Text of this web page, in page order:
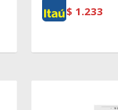
$ 1.233